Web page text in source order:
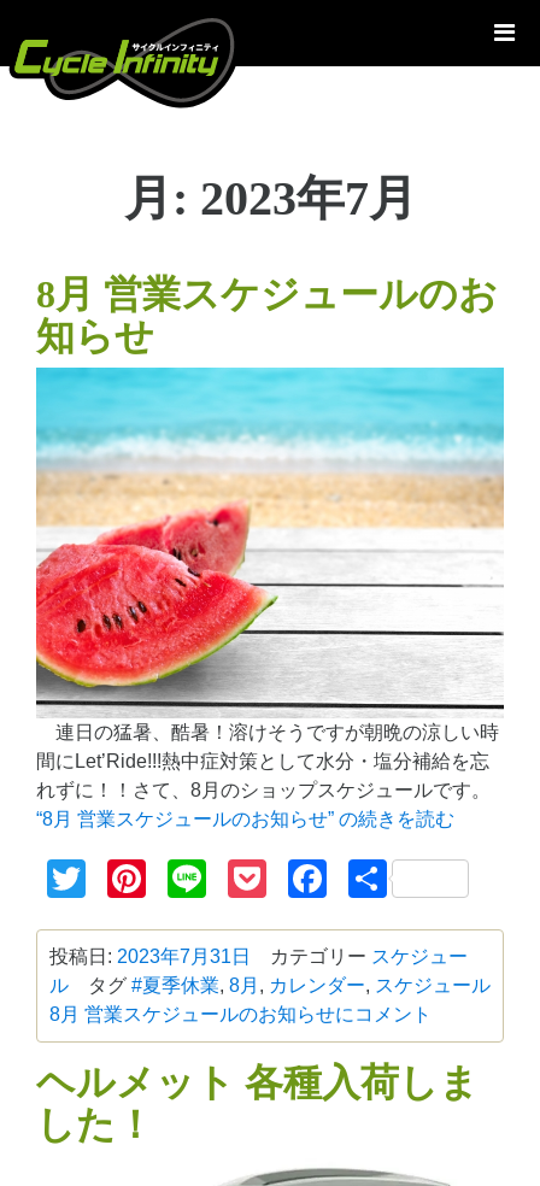
テ
月: 2023年7月
8月 営業スケジュールのお
知らせ
連日の猛暑、酷暑！溶けそうですが朝晩の涼しい時
間にLet’Ride!!!熱中症対策として水分・塩分補給を忘
れずに！！さて、8月のショップスケジュールです。
“8月 営業スケジュールのお知らせ” の続きを読む
TwitterPinterest
Line PocketFacebook
共
投稿日: 2023年7月31日 カテゴリー スケジュー
ル
タグ #夏季休業, 8月 , カレンダー, スケジュール
8月 営業スケジュールのお知らせに コメント
ヘルメット 各種入荷しま
した！